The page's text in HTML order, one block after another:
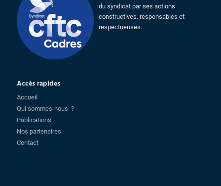
du syndicat par ses actions
constructives, responsables et
respectueuses.
Accès rapides
Accueil
Qui sommes-nous ?
Publications
Nos partenaires
Contact